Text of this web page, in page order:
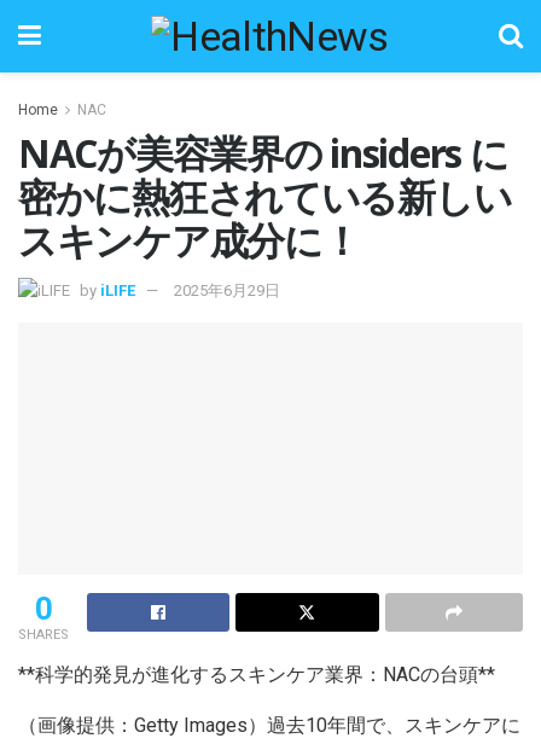
Home NAC
NACが美容業界の insiders に
密かに熱狂されている新しい
スキンケア成分に！
by iLIFE 2025年6月29日
0
SHARES
**科学的発見が進化するスキンケア業界：NACの台頭**
（画像提供：Getty Images）過去10年間で、スキンケアに